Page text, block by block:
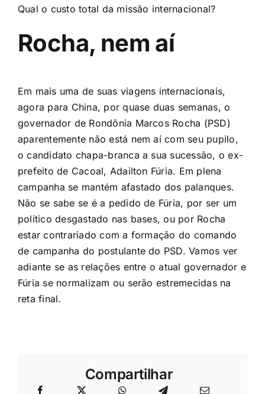
Qual o custo total da missão internacional?
Rocha, nem aí
Em mais uma de suas viagens internacionais,
agora para China, por quase duas semanas, o
governador de Rondônia Marcos Rocha (PSD)
aparentemente não está nem aí com seu pupilo,
o candidato chapa-branca a sua sucessão, o ex-
prefeito de Cacoal, Adailton Fúria. Em plena
campanha se mantém afastado dos palanques.
Não se sabe se é a pedido de Fúria, por ser um
político desgastado nas bases, ou por Rocha
estar contrariado com a formação do comando
de campanha do postulante do PSD. Vamos ver
adiante se as relações entre o atual governador e
Fúria se normalizam ou serão estremecidas na
reta final.
Compartilhar